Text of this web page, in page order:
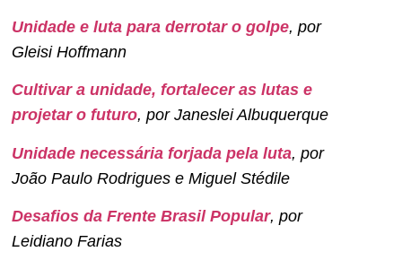
Unidade e luta para derrotar o golpe, por
Gleisi Hoffmann
Cultivar a unidade, fortalecer as lutas e
projetar o futuro, por Janeslei Albuquerque
Unidade necessária forjada pela luta, por
João Paulo Rodrigues e Miguel Stédile
Desafios da Frente Brasil Popular, por
Leidiano Farias